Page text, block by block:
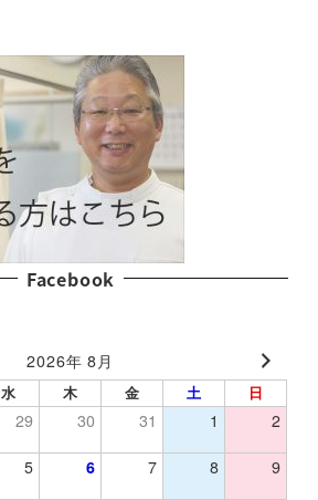
Facebook
2026年 8月
水 木 金 土 日
29 30 31 1 2
5 6 7 8 9